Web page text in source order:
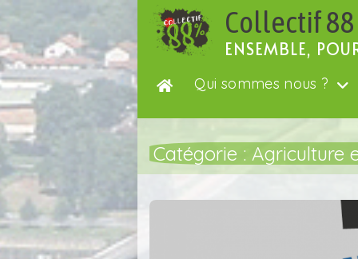
Passer
contenu
Collectif 88
ENSEMBLE,
Qui sommes nous ?
Catégorie : Agriculture